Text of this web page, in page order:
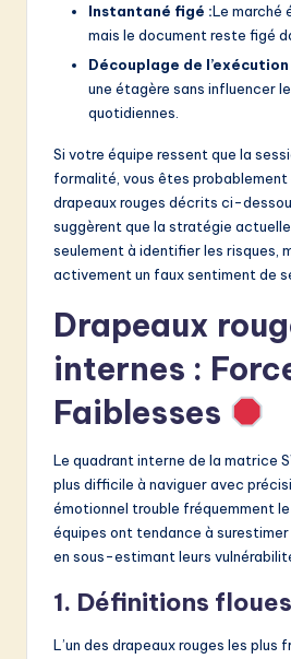
Instantané figé :Le marché
mais le document reste figé
Découplage de l’exécution
une étagère sans influencer
quotidiennes.
Si votre équipe ressent que la
formalité, vous êtes probablement
drapeaux rouges décrits ci-
suggèrent que la stratégie
seulement à identifier les risques,
activement un faux sentiment de
Drapeaux
internes :
Faiblesses
Le quadrant interne de la matrice
plus difficile à naviguer avec
émotionnel trouble fréquemment
équipes ont tendance à
en sous-estimant leurs
1. Définitions
L’un des drapeaux rouges les plus